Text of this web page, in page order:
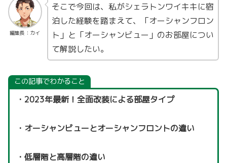
編集長：カイ
そこで今回は、私がシェラトンワイキキに宿
泊した経験を踏まえて、「オーシャンフロン
ト」と「オーシャンビュー」のお部屋につい
て解説したい。
この記事でわかること
・2023年最新！全面改装による部屋タイプ
・オーシャンビューとオーシャンフロントの違い
・低層階と高層階の違い